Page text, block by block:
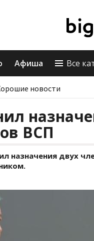
Афиша Все
новости
ВСП
назначения двух